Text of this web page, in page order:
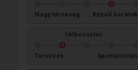
Nagy társaság Közeli barátok
Időbeosztás
Tervezés Spontaneitás